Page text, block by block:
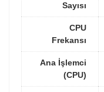
Sayısı
CPU
Frekansı
Ana İşlemci
(CPU)